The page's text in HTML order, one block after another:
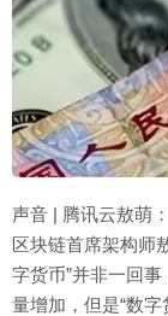
声音 | 腾讯云敖萌
区块链首席架构师
字货币”并非一回
量增加，但是“数